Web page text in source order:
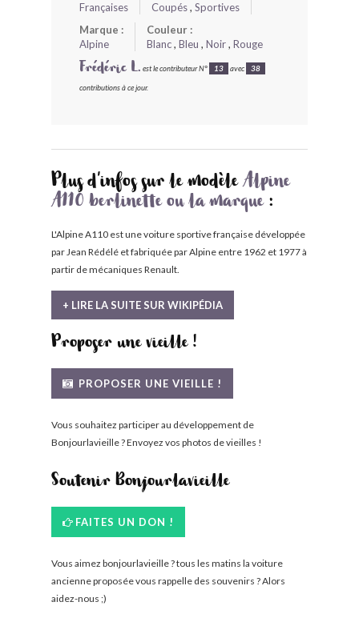
Françaises
Coupés, Sportives
Marque :
Alpine
Couleur :
Blanc, Bleu , Noir, Rouge
Frédéric L. est le contributeur N° 13 avec 38
contributions à ce jour.
Plus d'infos sur le modèleAlpine
A110 berlinette ou la marque:
L'Alpine A110 est une voiture sportive française développée
par Jean Rédélé et fabriquée par Alpine entre 1962 et 1977 à
partir de mécaniques Renault.
+ LIRE LA SUITE SUR WIKIPÉDIA
Proposer une vieille !
PROPOSER UNE VIEILLE !
Vous souhaitez participer au développement de
Bonjourlavieille ? Envoyez vos photos de vieilles !
Soutenir Bonjourlavieille
FAITES UN DON !
Vous aimez bonjourlavieille ? tous les matins la voiture
ancienne proposée vous rappelle des souvenirs ? Alors
aidez-nous ;)